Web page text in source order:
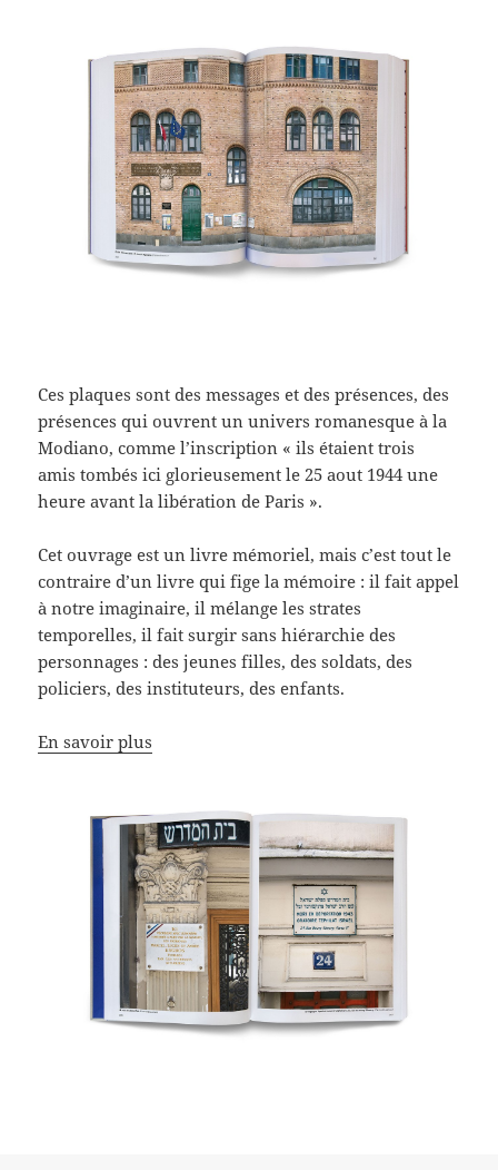
Ces plaques sont des messages et des présences, des
présences qui ouvrent un univers romanesque à la
Modiano, comme l’inscription « ils étaient trois
amis tombés ici glorieusement le 25 aout 1944 une
heure avant la libération de Paris ».
Cet ouvrage est un livre mémoriel, mais c’est tout le
contraire d’un livre qui fige la mémoire : il fait appel
à notre imaginaire, il mélange les strates
temporelles, il fait surgir sans hiérarchie des
personnages : des jeunes filles, des soldats, des
policiers, des instituteurs, des enfants.
En savoir plus